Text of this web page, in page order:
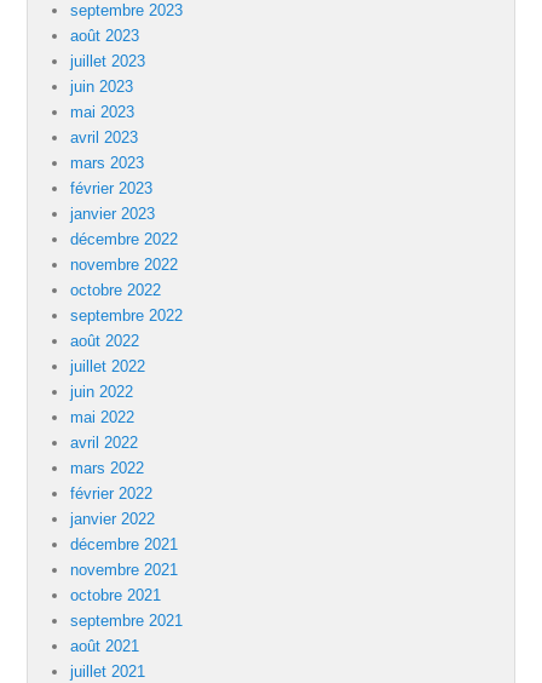
septembre 2023
août 2023
juillet 2023
juin 2023
mai 2023
avril 2023
mars 2023
février 2023
janvier 2023
décembre 2022
novembre 2022
octobre 2022
septembre 2022
août 2022
juillet 2022
juin 2022
mai 2022
avril 2022
mars 2022
février 2022
janvier 2022
décembre 2021
novembre 2021
octobre 2021
septembre 2021
août 2021
juillet 2021